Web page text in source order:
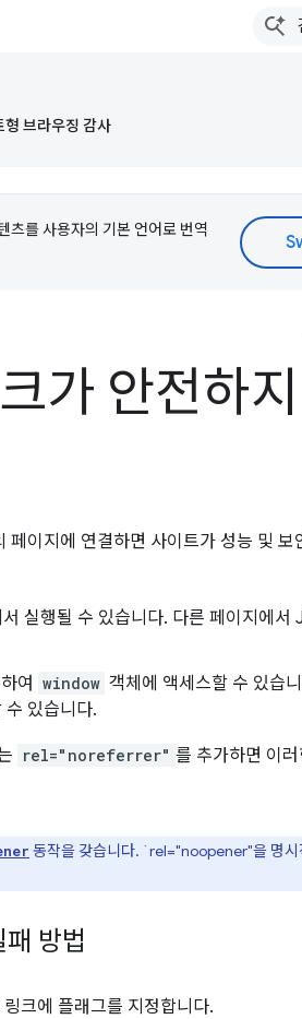
형 브라우징 감사
를 사용자의 기본 언어로 번역
가 안전하
페이지에 연결하면 사이트가 성능 및 보
실행될 수 있습니다. 다른 페이지에
여 window 객체에 액세스할 수 있습
수 있습니다.
rel="noreferrer" 를 추가하면 이
동작을 갖습니다. `rel="noopener"을 명
방법
크에 플래그를 지정합니다.